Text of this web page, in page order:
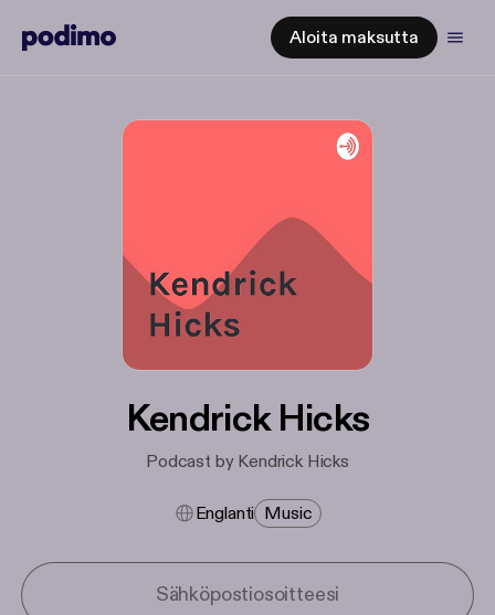
Aloita maksutta
Kendrick Hicks
Podcast by Kendrick Hicks
Englanti Music